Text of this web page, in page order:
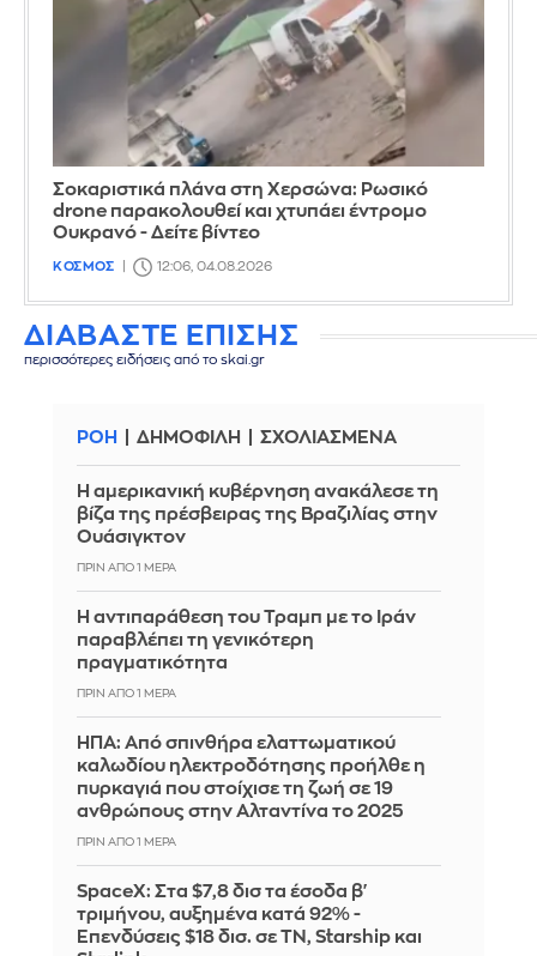
Σοκαριστικά πλάνα στη Χερσώνα: Ρωσικό
drone παρακολουθεί και χτυπάει έντρομο
Ουκρανό - Δείτε βίντεο
ΚΟΣΜΟΣ 12:06, 04.08.2026
ΔΙΑΒΑΣΤΕ ΕΠΙΣΗΣ
περισσότερες ειδήσεις από το skai.gr
ΡΟΗ ΔΗΜΟΦΙΛΗ ΣΧΟΛΙΑΣΜΕΝΑ
Η αμερικανική κυβέρνηση ανακάλεσε τη
βίζα της πρέσβειρας της Βραζιλίας στην
Ουάσιγκτον
ΠΡΙΝ ΑΠΌ 1 ΜΈΡΑ
Η αντιπαράθεση του Τραμπ με το Ιράν
παραβλέπει τη γενικότερη
πραγματικότητα
ΠΡΙΝ ΑΠΌ 1 ΜΈΡΑ
ΗΠΑ: Από σπινθήρα ελαττωματικού
καλωδίου ηλεκτροδότησης προήλθε η
πυρκαγιά που στοίχισε τη ζωή σε 19
ανθρώπους στην Αλταντίνα το 2025
ΠΡΙΝ ΑΠΌ 1 ΜΈΡΑ
SpaceX: Στα $7,8 δισ τα έσοδα β'
τριμήνου, αυξημένα κατά 92% -
Επενδύσεις $18 δισ. σε ΤΝ, Starship και